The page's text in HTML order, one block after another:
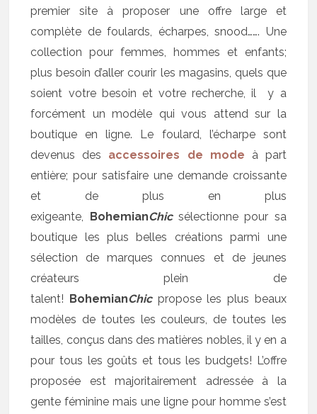
premier site à proposer une offre large et
complète de foulards, écharpes, snood……. Une
collection pour femmes, hommes et enfants;
plus besoin d’aller courir les magasins, quels que
soient votre besoin et votre recherche, il y a
forcément un modèle qui vous attend sur la
boutique en ligne. Le foulard, l’écharpe sont
devenus des accessoires de mode à part
entière; pour satisfaire une demande croissante
et de plus en plus
exigeante, BohemianChicsélectionne pour sa
boutique les plus belles créations parmi une
sélection de marques connues et de jeunes
créateurs plein de
talent! BohemianChicpropose les plus beaux
modèles de toutes les couleurs, de toutes les
tailles, conçus dans des matières nobles, il y en a
pour tous les goûts et tous les budgets! L’offre
proposée est majoritairement adressée à la
gente féminine mais une ligne pour homme s’est